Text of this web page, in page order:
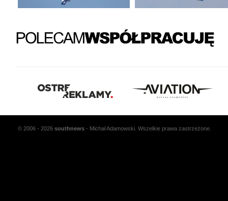
© 2006 - 2026 southnews - Michał Adamowski. Wszelkie prawa zastrzeżone.